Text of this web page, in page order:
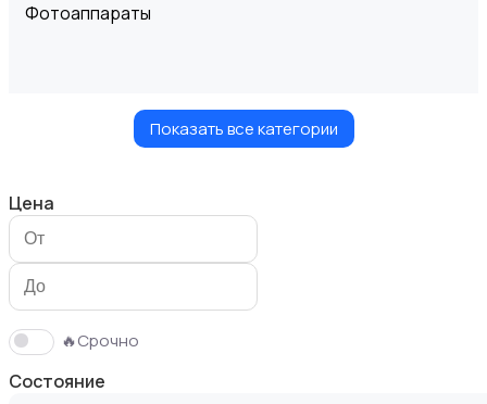
Фотоаппараты
Видеонаблюдение
Показать все категории
Цена
🔥Срочно
Состояние